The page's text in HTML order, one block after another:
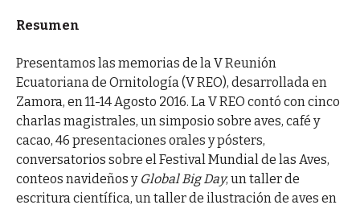
Resumen
Presentamos las memorias de la V Reunión
Ecuatoriana de Ornitología (V REO), desarrollada en
Zamora, en 11-14 Agosto 2016. La V REO contó con cinco
charlas magistrales, un simposio sobre aves, café y
cacao, 46 presentaciones orales y pósters,
conversatorios sobre el Festival Mundial de las Aves,
conteos navideños y Global Big Day, un taller de
escritura científica, un taller de ilustración de aves en